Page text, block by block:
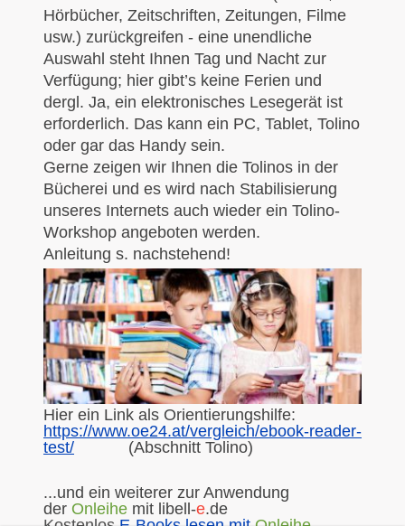
Hörbücher, Zeitschriften, Zeitungen, Filme
usw.) zurückgreifen - eine unendliche
Auswahl steht Ihnen Tag und Nacht zur
Verfügung; hier gibt’s keine Ferien und
dergl. Ja, ein elektronisches Lesegerät ist
erforderlich. Das kann ein PC, Tablet, Tolino
oder gar das Handy sein.
Gerne zeigen wir Ihnen die Tolinos in der
Bücherei und es wird nach Stabilisierung
unseres Internets auch wieder ein Tolino-
Workshop angeboten werden.
Anleitung s. nachstehend!
Hier ein Link als Orientierungshilfe:
https://www.oe24.at/vergleich/ebook-reader-
test/ (Abschnitt Tolino)
...und ein weiterer zur Anwendung
der Onleihe mit libell-e.de